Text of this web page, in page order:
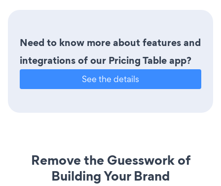
Need to know more about features and
integrations of our Pricing Table app?
See the details
Remove the Guesswork of
Building Your Brand